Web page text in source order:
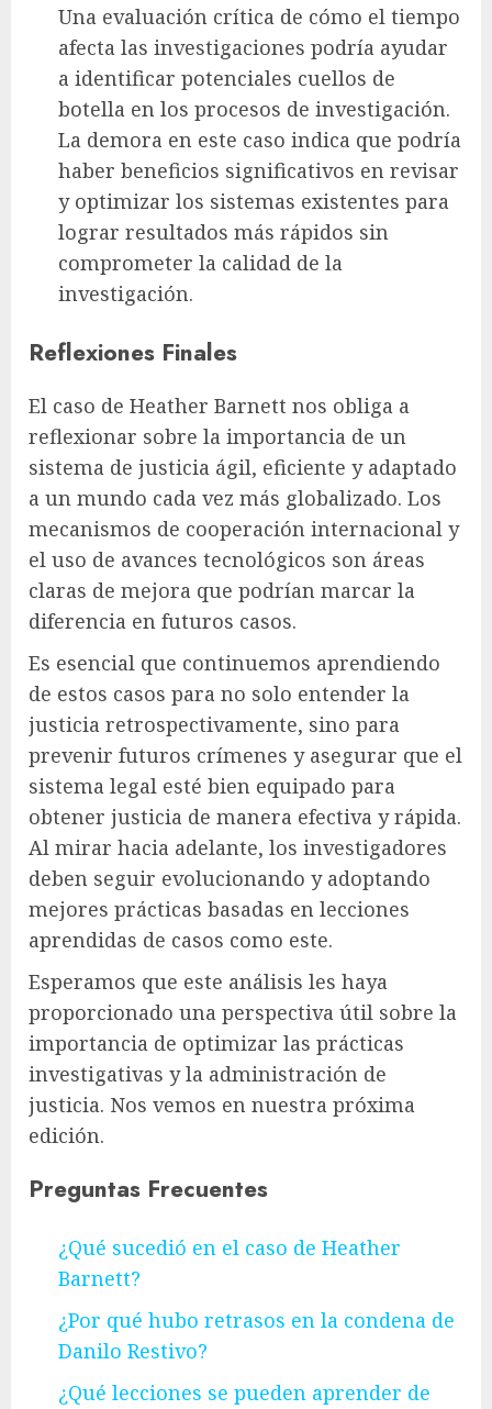
Una evaluación crítica de cómo el tiempo
afecta las investigaciones podría ayudar
a identificar potenciales cuellos de
botella en los procesos de investigación.
La demora en este caso indica que podría
haber beneficios significativos en revisar
y optimizar los sistemas existentes para
lograr resultados más rápidos sin
comprometer la calidad de la
investigación.
Reflexiones Finales
El caso de Heather Barnett nos obliga a
reflexionar sobre la importancia de un
sistema de justicia ágil, eficiente y adaptado
a un mundo cada vez más globalizado. Los
mecanismos de cooperación internacional y
el uso de avances tecnológicos son áreas
claras de mejora que podrían marcar la
diferencia en futuros casos.
Es esencial que continuemos aprendiendo
de estos casos para no solo entender la
justicia retrospectivamente, sino para
prevenir futuros crímenes y asegurar que el
sistema legal esté bien equipado para
obtener justicia de manera efectiva y rápida.
Al mirar hacia adelante, los investigadores
deben seguir evolucionando y adoptando
mejores prácticas basadas en lecciones
aprendidas de casos como este.
Esperamos que este análisis les haya
proporcionado una perspectiva útil sobre la
importancia de optimizar las prácticas
investigativas y la administración de
justicia. Nos vemos en nuestra próxima
edición.
Preguntas Frecuentes
¿Qué sucedió en el caso de Heather
Barnett?
¿Por qué hubo retrasos en la condena de
Danilo Restivo?
¿Qué lecciones se pueden aprender de